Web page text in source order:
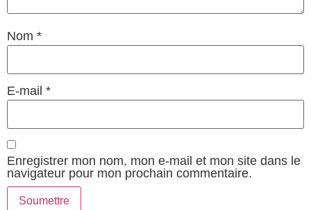
Nom *
E-mail *
Enregistrer mon nom, mon e-mail et mon site dans le
navigateur pour mon prochain commentaire.